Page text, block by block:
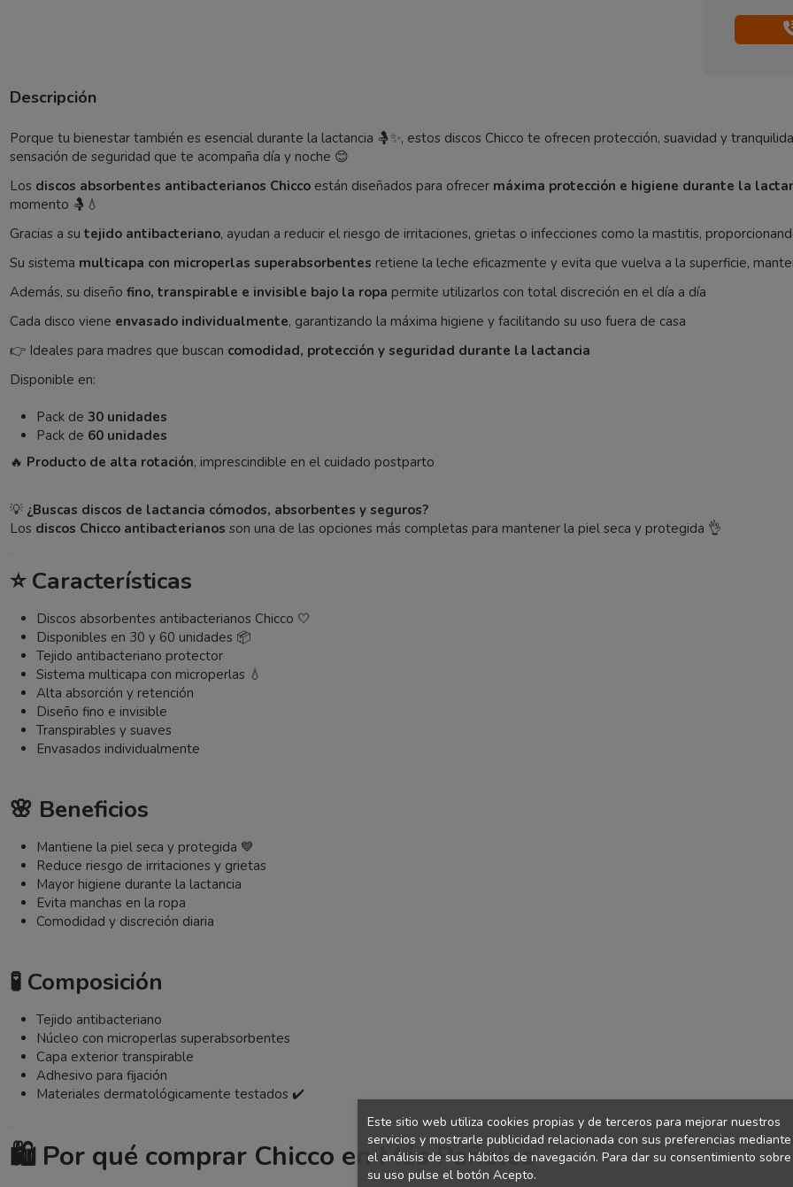
Descripción
Porque tu bienestar también es esencial durante la lactancia 🤱✨, estos discos Chicco te ofrecen protección, suavidad y
sensación de seguridad que te acompaña día y noche 😊
Los discos absorbentes antibacterianos Chicco están diseñados para ofrecer máxima protección e higiene durante la
momento 🤱💧
Gracias a sutejido antibacteriano, ayudan a reducir el riesgo de irritaciones, grietas o infecciones como la mastitis,
Su sistema multicapa con microperlas superabsorbentes retiene la leche eficazmente y evita que vuelva a la superficie,
Además, su diseñofino, transpirable e invisible bajo la ropa permite utilizarlos con total discreción en el día a día
Cada disco viene envasado individualmente, garantizando la máxima higiene y facilitando su uso fuera de casa
👉 Ideales para madres que buscan comodidad, protección y seguridad durante la lactancia
Disponible en:
Pack de30 unidades
Pack de 60 unidades
🔥 Producto de alta rotación, imprescindible en el cuidado postparto
💡 ¿Buscas discos de lactancia cómodos, absorbentes y seguros?
Los discos Chicco antibacterianos son una de las opciones más completas para mantener la piel seca y protegida 👌
⭐ Características
Discos absorbentes antibacterianos Chicco 🤍
Disponibles en 30 y 60 unidades 📦
Tejido antibacteriano protector
Sistema multicapa con microperlas 💧
Alta absorción y retención
Diseño fino e invisible
Transpirables y suaves
Envasados individualmente
🌸 Beneficios
Mantiene la piel seca y protegida 💙
Reduce riesgo de irritaciones y grietas
Mayor higiene durante la lactancia
Evita manchas en la ropa
Comodidad y discreción diaria
🧪 Composición
Tejido antibacteriano
Núcleo con microperlas superabsorbentes
Capa exterior transpirable
Adhesivo para fijación
Materiales dermatológicamente testados ✔️
🛍️ Por qué comprar Chicco en Más Pañales
Este sitio web utiliza cookies propias y de terceros para mejorar nuestros
servicios y mostrarle publicidad relacionada con sus preferencias mediante
el análisis de sus hábitos de navegación. Para dar su consentimiento sobre
su uso pulse el botón Acepto.